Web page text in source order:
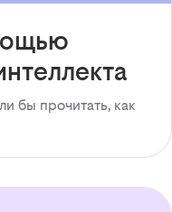
бы прочитать, как